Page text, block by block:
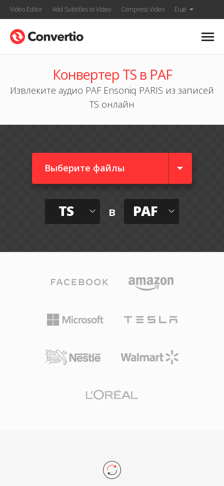
Video Editor Add Subtitles to Video Compress Video Ещё
Конвертер TS в PAF
Извлеките аудио PAF Ensoniq PARIS из записей
TS онлайн
Выберите файлы
TS в PAF